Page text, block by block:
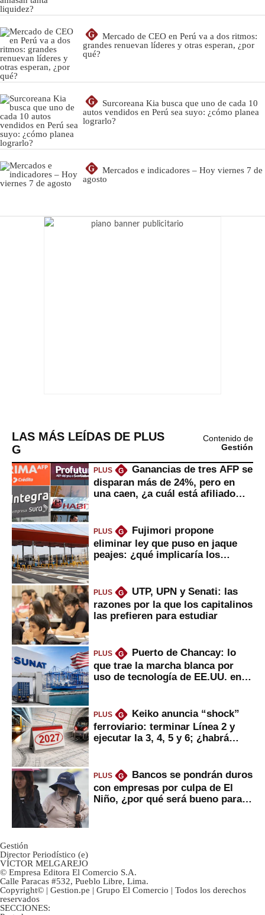
G
Mercado de CEO en Perú va a dos ritmos:
grandes renuevan líderes y otras esperan, ¿por
qué?
G
Surcoreana Kia busca que uno de cada 10
autos vendidos en Perú sea suyo: ¿cómo planea
lograrlo?
G
Mercados e indicadores – Hoy viernes 7 de
agosto
LAS MÁS LEÍDAS DE PLUS
G
Contenido de
Gestión
PLUS G
Ganancias de tres AFP se
disparan más de 24%, pero en
una caen, ¿a cuál está afiliado
PLUS G
Fujimori propone
eliminar ley que puso en jaque
peajes: ¿qué implicaría los
PLUS G
UTP, UPN y Senati: las
razones por la que los capitalinos
las prefieren para estudiar
PLUS G
Puerto de Chancay: lo
que trae la marcha blanca por
uso de tecnología de EE.UU. en
PLUS G
Keiko anuncia “shock”
ferroviario: terminar Línea 2 y
ejecutar la 3, 4, 5 y 6; ¿habrá
PLUS G
Bancos se pondrán duros
con empresas por culpa de El
Niño, ¿por qué será bueno para
Gestión
Director Periodístico (e)
VÍCTOR MELGAREJO
© Empresa Editora El Comercio S.A.
Calle Paracas #532, Pueblo Libre, Lima.
Copyright© | Gestion.pe | Grupo El Comercio | Todos los derechos
reservados
SECCIONES: